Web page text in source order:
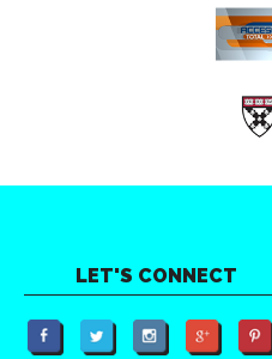
LET'S CONNECT